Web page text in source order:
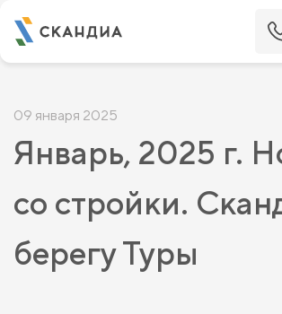
09 января 2025
Январь, 2025 г.
со стройки.
берегу Туры